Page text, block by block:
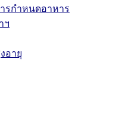
รกำหนดอาหาร
ฯ
อายุ